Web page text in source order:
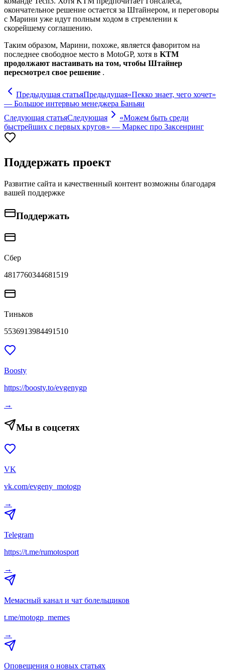
окончательное решение остается за Штайнером, и переговоры
с Марини уже идут полным ходом в стремлении к
скорейшему соглашению.
Таким образом, Марини, похоже, является фаворитом на
последнее свободное место в MotoGP, хотя в KTM
продолжают настаивать на том, чтобы Штайнер
пересмотрел свое решение .
Предыдущая статьяПредыдущая«Пекко знает, чего хочет»
— Большое интервью менеджера Баньяи
Следующая статьяСледующая
«Можем быть среди
быстрейших с первых кругов» — Маркес про Заксенринг
Поддержать проект
Развитие сайта и качественный контент возможны благодаря
вашей поддержке
Поддержать
Сбер
4817760344681519
Тиньков
5536913984491510
Boosty
https://boosty.to/evgenygp
→
Мы в соцсетях
VK
vk.com/evgeny_motogp
→
Telegram
https://t.me/rumotosport
→
Мемасный канал и чат болельщиков
t.me/motogp_memes
→
Оповещения о новых статьях